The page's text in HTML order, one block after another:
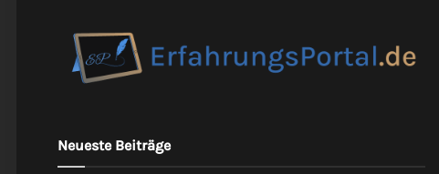
Neueste Beiträge